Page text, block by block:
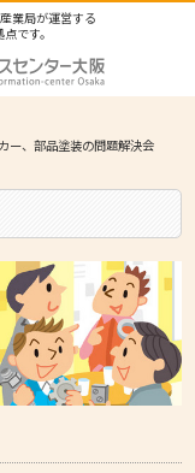
業局が運営する
です。
ー、部品塗装の問題解決会